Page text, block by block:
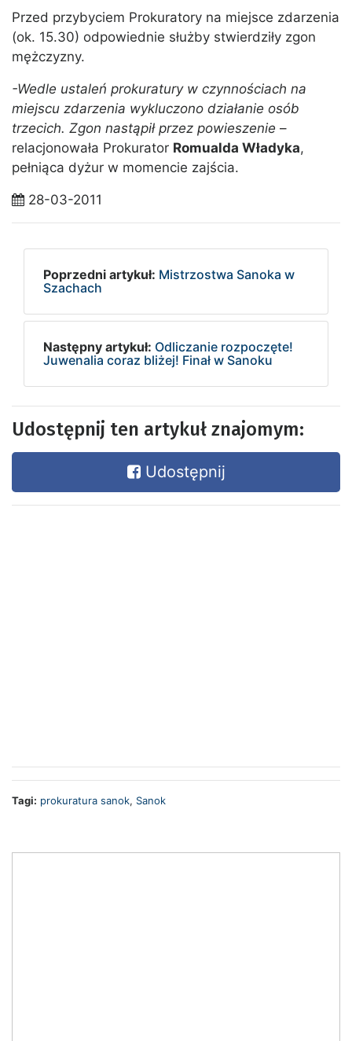
Przed przybyciem Prokuratory na miejsce zdarzenia
(ok. 15.30) odpowiednie służby stwierdziły zgon
mężczyzny.
-Wedle ustaleń prokuratury w czynnościach na
miejscu zdarzenia wykluczono działanie osób
trzecich. Zgon nastąpił przez powieszenie –
relacjonowała Prokurator Romualda Władyka,
pełniąca dyżur w momencie zajścia.
28-03-2011
Poprzedni artykuł: Mistrzostwa Sanoka w
Szachach
Następny artykuł: Odliczanie rozpoczęte!
Juwenalia coraz bliżej! Finał w Sanoku
Udostępnij ten artykuł znajomym:
Udostępnij
Tagi: prokuratura sanok, Sanok